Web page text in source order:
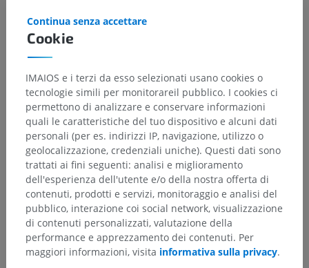
Anatomia comparata negli animali
Traduzioni
Hai notato un errore?
Non esitare a suggerire una correzione, traduzione o
un miglioramento dei contenuti.
Segnala un problema
Cookie
Continua senza accettare
IMAIOS e i terzi da esso selezionati usano cookies o
tecnologie simili per monitorareil pubblico. I cookies ci
permettono di analizzare e conservare informazioni
quali le caratteristiche del tuo dispositivo e alcuni dati
personali (per es. indirizzi IP, navigazione, utilizzo o
geolocalizzazione, credenziali uniche). Questi dati sono
trattati ai fini seguenti: analisi e miglioramento
dell'esperienza dell'utente e/o della nostra offerta di
contenuti, prodotti e servizi, monitoraggio e analisi del
pubblico, interazione coi social network, visualizzazione
di contenuti personalizzati, valutazione della
performance e apprezzamento dei contenuti. Per
maggiori informazioni, visita informativa sulla privacy.